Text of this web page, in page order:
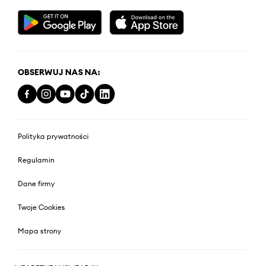
OBSERWUJ NAS NA:
Polityka prywatności
Regulamin
Dane firmy
Twoje Cookies
Mapa strony